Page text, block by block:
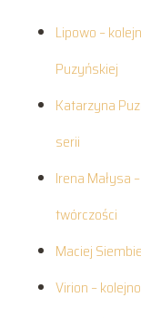
Lipowo –
Puzyńskiej
Katarzyna
serii
Irena Małysa
twórczości
Maciej
Virion –